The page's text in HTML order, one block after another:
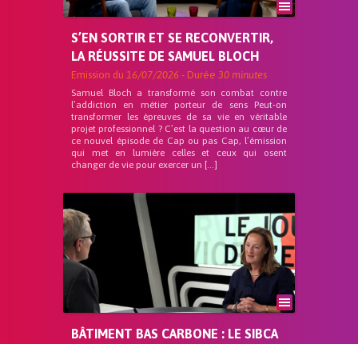
S’EN SORTIR ET SE RECONVERTIR,
LA RÉUSSITE DE SAMUEL BLOCH
Emission du 16/07/2026 - Durée 30 minutes
Samuel Bloch a transformé son combat contre
l’addiction en métier porteur de sens Peut-on
transformer les épreuves de sa vie en véritable
projet professionnel ? C’est la question au cœur de
ce nouvel épisode de Cap ou pas Cap, l’émission
qui met en lumière celles et ceux qui osent
changer de vie pour exercer un […]
BÂTIMENT BAS CARBONE : LE SIBCA